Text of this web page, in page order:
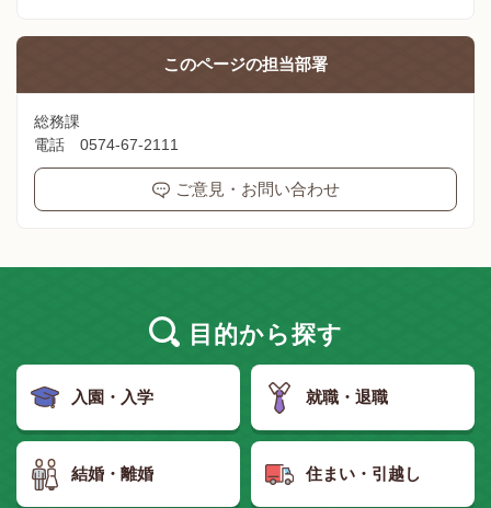
このページの担当部署
総務課
電話 0574-67-2111
ご意見・お問い合わせ
目的から探す
入園・入学 就職・退職
結婚・離婚 住まい・引越し